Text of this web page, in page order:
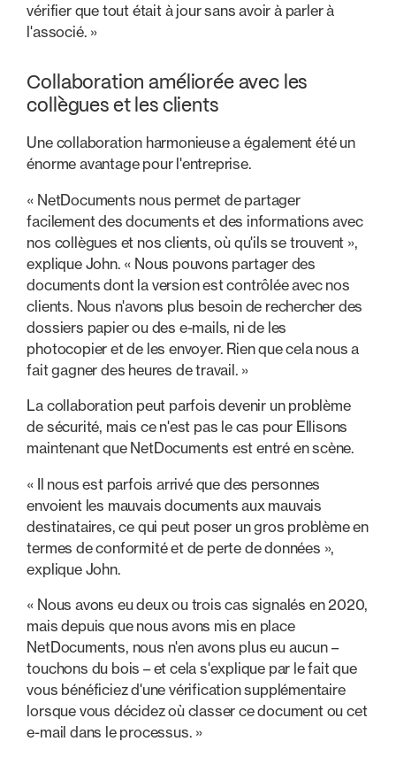
vérifier que tout était à jour sans avoir à parler à
l'associé. »
Collaboration améliorée avec les
collègues et les clients
Une collaboration harmonieuse a également été un
énorme avantage pour l'entreprise.
« NetDocuments nous permet de partager
facilement des documents et des informations avec
nos collègues et nos clients, où qu'ils se trouvent »,
explique John. « Nous pouvons partager des
documents dont la version est contrôlée avec nos
clients. Nous n'avons plus besoin de rechercher des
dossiers papier ou des e-mails, ni de les
photocopier et de les envoyer. Rien que cela nous a
fait gagner des heures de travail. »
La collaboration peut parfois devenir un problème
de sécurité, mais ce n'est pas le cas pour Ellisons
maintenant que NetDocuments est entré en scène.
« Il nous est parfois arrivé que des personnes
envoient les mauvais documents aux mauvais
destinataires, ce qui peut poser un gros problème en
termes de conformité et de perte de données »,
explique John.
« Nous avons eu deux ou trois cas signalés en 2020,
mais depuis que nous avons mis en place
NetDocuments, nous n'en avons plus eu aucun –
touchons du bois – et cela s'explique par le fait que
vous bénéficiez d'une vérification supplémentaire
lorsque vous décidez où classer ce document ou cet
e-mail dans le processus. »